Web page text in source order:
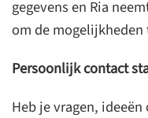
gegevens en Ria
om de mogelijkheden
Persoonlijk contact
Heb je vragen,